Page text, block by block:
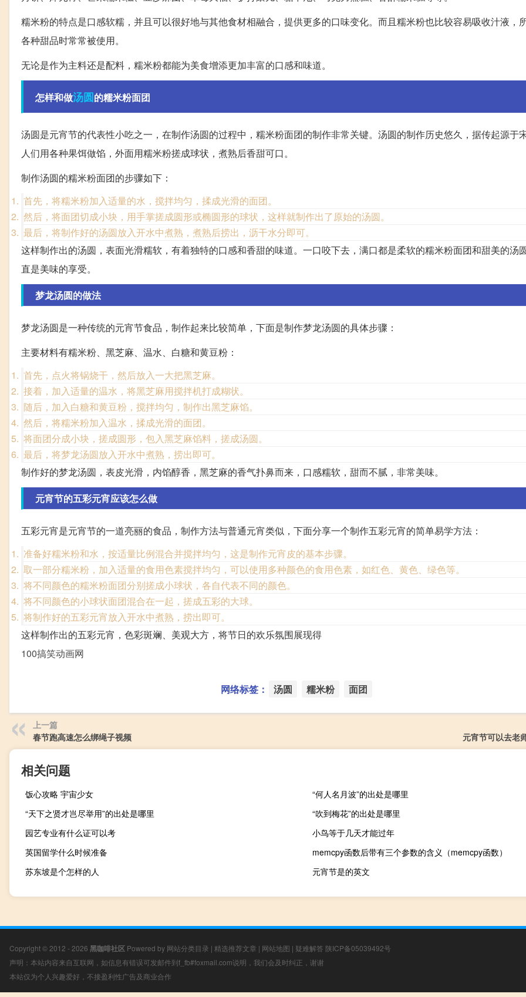
糯米粉的特点是口感软糯，并且可以很好地与其他食材相融合，提供更多的口味变化。而且糯米粉也比较容易吸收汁液，
各种甜品时常常被使用。
无论是作为主料还是配料，糯米粉都能为美食增添更加丰富的口感和味道。
怎样和做汤圆的糯米粉面团
汤圆是元宵节的代表性小吃之一，在制作汤圆的过程中，糯米粉面团的制作非常关键。汤圆的制作历史悠久，据传起源于
人们用各种果饵做馅，外面用糯米粉搓成球状，煮熟后香甜可口。
制作汤圆的糯米粉面团的步骤如下：
首先，将糯米粉加入适量的水，搅拌均匀，揉成光滑的面团。
然后，将面团切成小块，用手掌搓成圆形或椭圆形的球状，这样就制作出了原始的汤圆。
最后，将制作好的汤圆放入开水中煮熟，煮熟后捞出，沥干水分即可。
这样制作出的汤圆，表面光滑糯软，有着独特的口感和香甜的味道。一口咬下去，满口都是柔软的糯米粉面团和甜美的汤
直是美味的享受。
梦龙汤圆的做法
梦龙汤圆是一种传统的元宵节食品，制作起来比较简单，下面是制作梦龙汤圆的具体步骤：
主要材料有糯米粉、黑芝麻、温水、白糖和黄豆粉：
首先，点火将锅烧干，然后放入一大把黑芝麻。
接着，加入适量的温水，将黑芝麻用搅拌机打成糊状。
随后，加入白糖和黄豆粉，搅拌均匀，制作出黑芝麻馅。
然后，将糯米粉加入温水，揉成光滑的面团。
将面团分成小块，搓成圆形，包入黑芝麻馅料，搓成汤圆。
最后，将梦龙汤圆放入开水中煮熟，捞出即可。
制作好的梦龙汤圆，表皮光滑，内馅醇香，黑芝麻的香气扑鼻而来，口感糯软，甜而不腻，非常美味。
元宵节的五彩元宵应该怎么做
五彩元宵是元宵节的一道亮丽的食品，制作方法与普通元宵类似，下面分享一个制作五彩元宵的简单易学方法：
准备好糯米粉和水，按适量比例混合并搅拌均匀，这是制作元宵皮的基本步骤。
取一部分糯米粉，加入适量的食用色素搅拌均匀，可以使用多种颜色的食用色素，如红色、黄色、绿色等。
将不同颜色的糯米粉面团分别搓成小球状，各自代表不同的颜色。
将不同颜色的小球状面团混合在一起，搓成五彩的大球。
将制作好的五彩元宵放入开水中煮熟，捞出即可。
这样制作出的五彩元宵，色彩斑斓、美观大方，将节日的欢乐氛围展现得
100搞笑动画网
网络标签： 汤圆 糯米粉 面团
上一篇
春节跑高速怎么绑绳子视频
元宵节可以去老
相关问题
饭心攻略 宇宙少女
“何人名月波”的出处是哪里
“天下之贤才岂尽举用”的出处是哪里
“吹到梅花”的出处是哪里
园艺专业有什么证可以考
小鸟等于几天才能过年
英国留学什么时候准备
memcpy函数后带有三个参数的含义（memcpy函数）
苏东坡是个怎样的人
元宵节是的英文
Copyright © 2012 - 2026 黑咖啡社区 Powered by 网站分类目录 | 精选推荐文章 | 网站地图 | 疑难解答 陕ICP备05039492号
声明：本站内容来自互联网，如信息有错误可发邮件到f_fb#foxmail.com说明，我们会及时纠正，谢谢
本站仅为个人兴趣爱好，不接盈利性广告及商业合作